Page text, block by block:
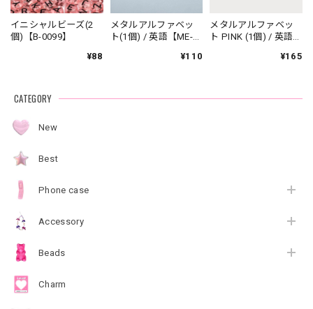
イニシャルビーズ(2
個)【B-0099】
¥88
メタルアルファベッ
ト(1個) / 英語【ME-
¥110
メタルアルファベッ
ト PINK (1個) / 英語
¥165
CATEGORY
New
Best
Phone case
Accessory
Beads
Charm